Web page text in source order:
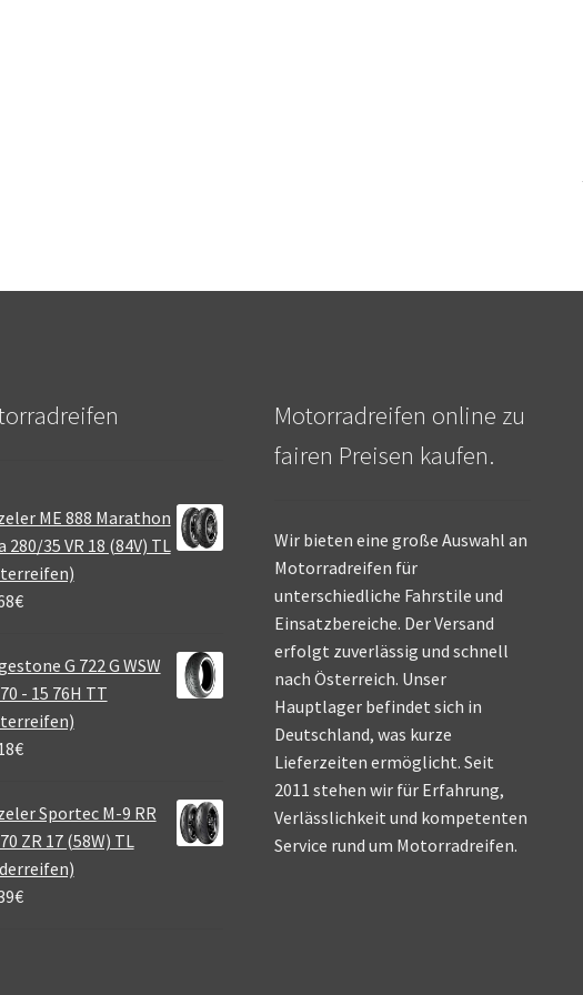
ME 888 Marathon
280/35 VR 18 (84V) TL
€
G 722 G WSW
- 15 76H TT
€
Sportec M-9 RR
ZR 17 (58W) TL
€
Motorradreifen online zu
fairen Preisen kaufen.
Wir bieten eine große Auswahl an
Motorradreifen für
unterschiedliche Fahrstile und
Einsatzbereiche. Der Versand
erfolgt zuverlässig und schnell
nach Österreich. Unser
Hauptlager befindet sich in
Deutschland, was kurze
Lieferzeiten ermöglicht. Seit
2011 stehen wir für Erfahrung,
Verlässlichkeit und kompetenten
Service rund um Motorradreifen.